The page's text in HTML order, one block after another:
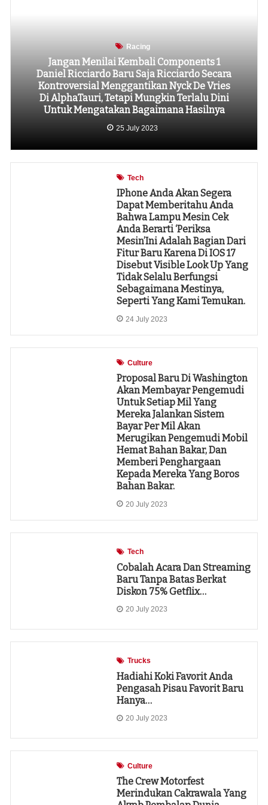
Racing
Jangan Menilai Kembali Components 1
Daniel Ricciardo Baru Saja Ricciardo Secara
Kontroversial Menggantikan Nyck De Vries
Di AlphaTauri, Tetapi Mungkin Terlalu Dini
Untuk Mengatakan Bagaimana Hasilnya
25 July 2023
Tech
IPhone Anda Akan Segera
Dapat Memberitahu Anda
Bahwa Lampu Mesin Cek
Anda Berarti ‘Periksa
Mesin’Ini Adalah Bagian Dari
Fitur Baru Karena Di IOS 17
Disebut Visible Look Up Yang
Tidak Selalu Berfungsi
Sebagaimana Mestinya,
Seperti Yang Kami Temukan.
24 July 2023
Culture
Proposal Baru Di Washington
Akan Membayar Pengemudi
Untuk Setiap Mil Yang
Mereka Jalankan Sistem
Bayar Per Mil Akan
Merugikan Pengemudi Mobil
Hemat Bahan Bakar, Dan
Memberi Penghargaan
Kepada Mereka Yang Boros
Bahan Bakar.
20 July 2023
Tech
Cobalah Acara Dan Streaming
Baru Tanpa Batas Berkat
Diskon 75% Getflix…
20 July 2023
Trucks
Hadiahi Koki Favorit Anda
Pengasah Pisau Favorit Baru
Hanya…
20 July 2023
Culture
The Crew Motorfest
Merindukan Cakrawala Yang